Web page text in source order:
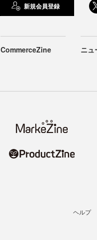
新規会員登録
CommerceZine ニュ
ヘルプ